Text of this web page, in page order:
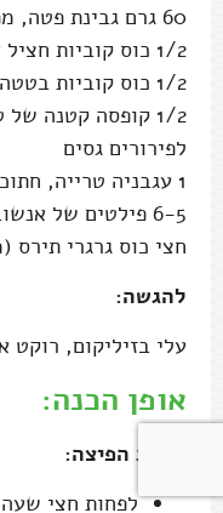
60 גרם גבינת פטה, מפוררת
1/2 כוס קוביות חציל אפויות (
1/2 כוס קוביות בטטה אפויות (
1/2 קופסה קטנה
לפירורים גסים
1 עגבניה טרייה, חתוכה לקוביות קטנות
6-5 פילטים של אנשובי
חצי כוס גרגרי
להגשה:
עלי בזיליקום, רוקט
אופן הכנה:
יצירת הפיצה:
לפחות חצי